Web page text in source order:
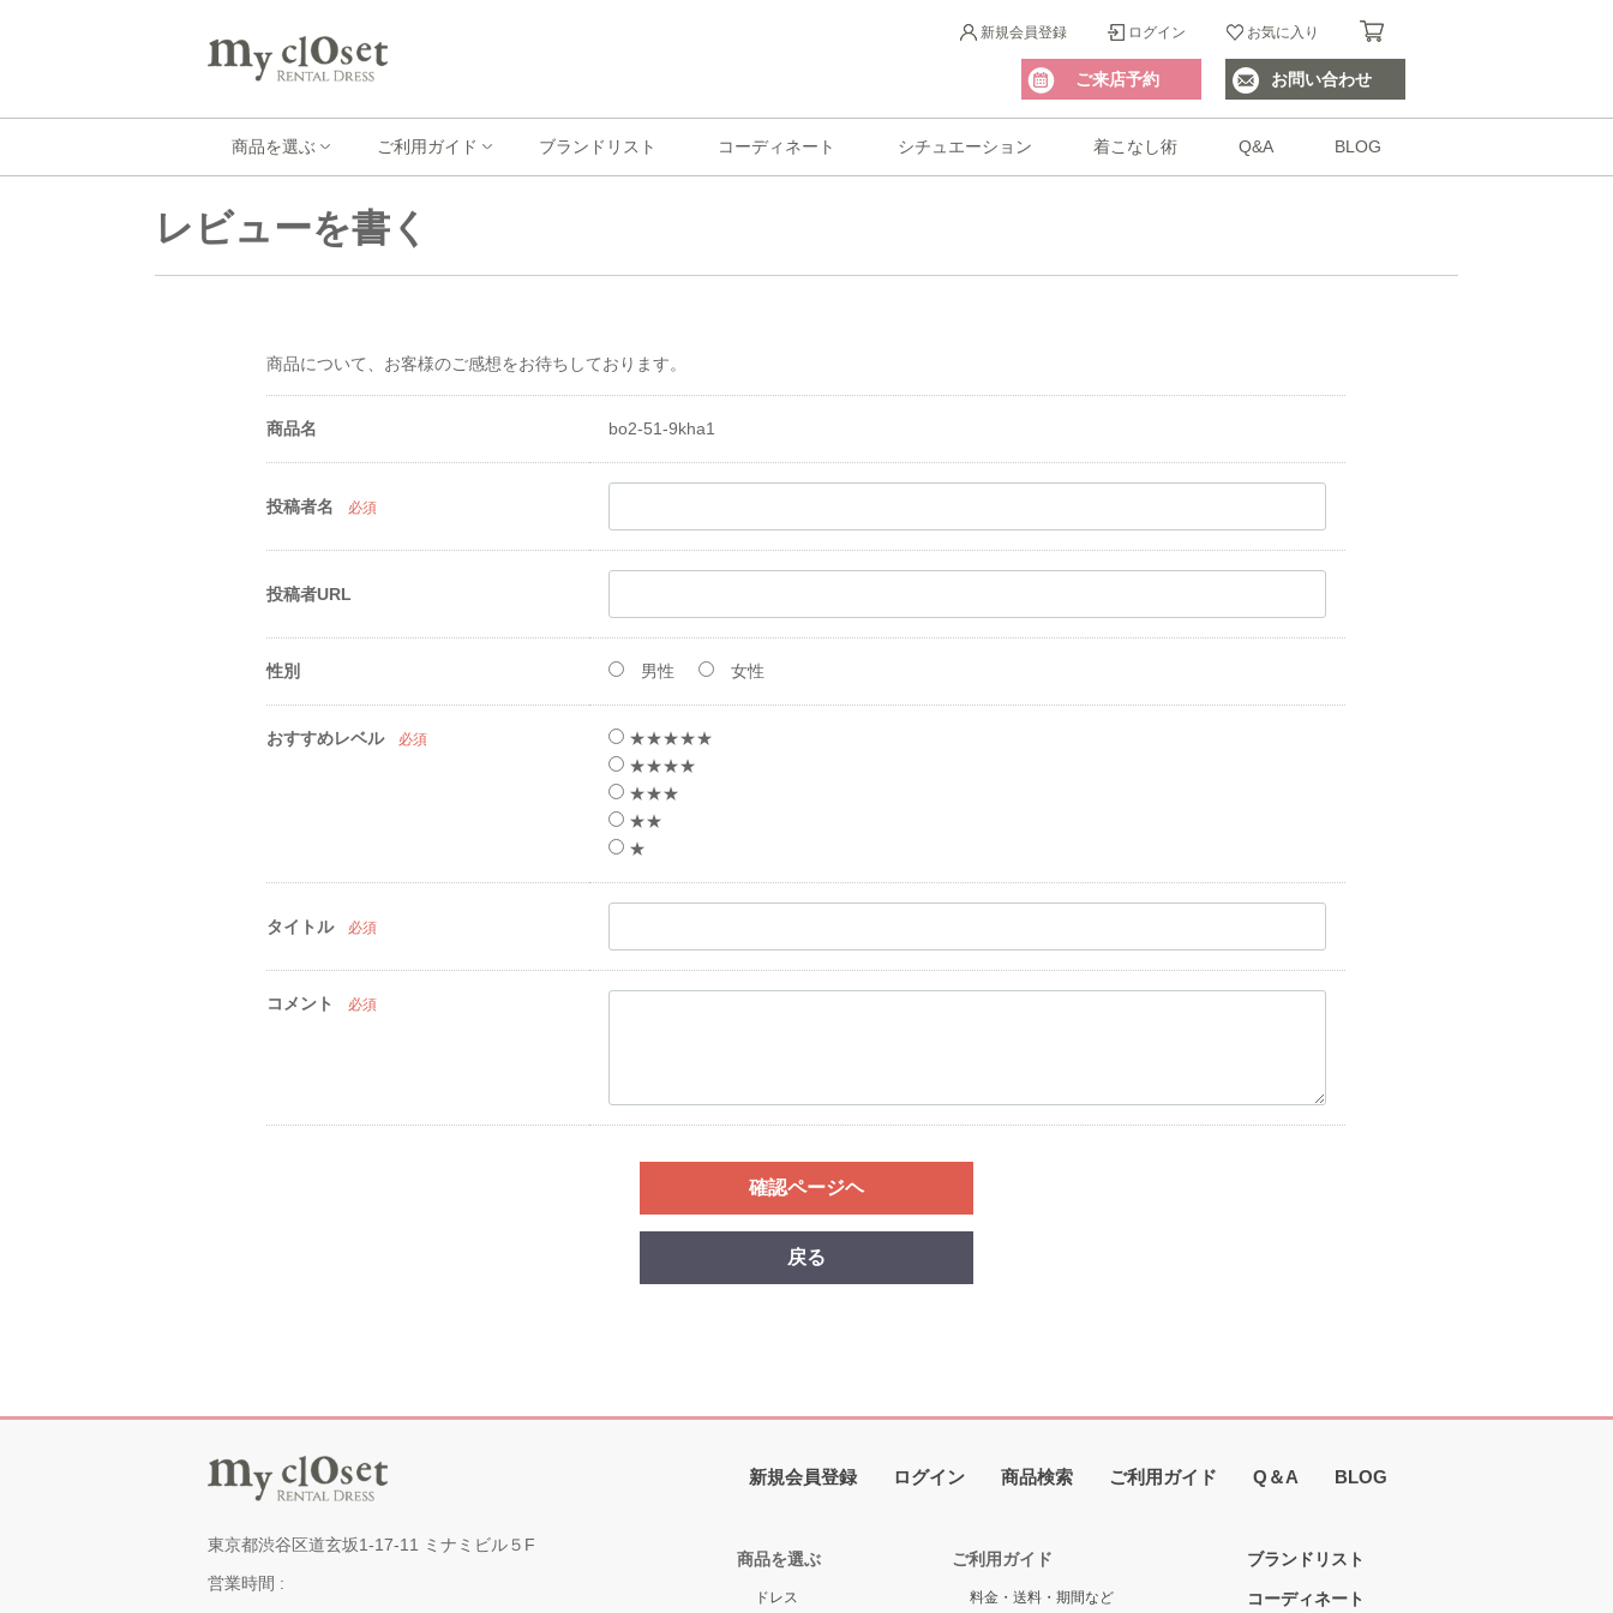
新規会員登録 ログイン お気に入り
ご来店予約 お問い合わせ
商品を選ぶ ご利用ガイド ブランドリスト コーディネート シチュエーション 着こなし術 Q&A BLOG
レビューを書く
商品について、お客様のご感想をお待ちしております。
商品名 bo2-51-9kha1
投稿者名 必須
投稿者URL
性別 男性 女性
おすすめレベル 必須
★★★★★
★★★★
★★★
★★
★
タイトル 必須
コメント 必須
確認ページヘ
戻る
東京都渋谷区道玄坂1-17-11 ミナミビル５F
営業時間 :
新規会員登録 ログイン 商品検索 ご利用ガイド Q＆A BLOG
商品を選ぶ
ドレス
ご利用ガイド
料金・送料・期間など
ブランドリスト
コーディネート